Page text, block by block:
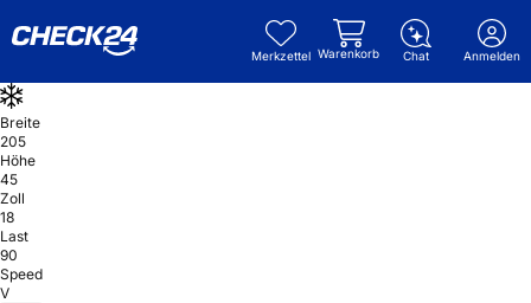
Merkzettel Warenkorb Chat Anmelden
Breite
205
Höhe
45
Zoll
18
Last
90
Speed
V